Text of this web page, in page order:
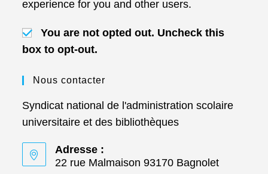
experience for you and other users.
You are not opted out. Uncheck this
box to opt-out.
Nous contacter
Syndicat national de l'administration scolaire
universitaire et des bibliothèques
Adresse :
22 rue Malmaison 93170 Bagnolet